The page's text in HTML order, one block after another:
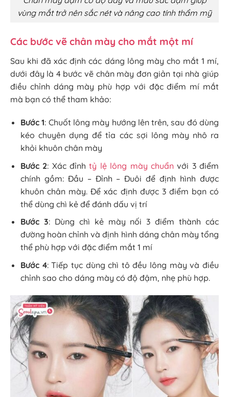
vùng mắt trở nên sắc nét và nâng cao tính thẩm mỹ
Các bước vẽ chân mày cho mắt một mí
Sau khi đã xác định các dáng lông mày cho mắt 1 mí,
dưới đây là 4 bước vẽ chân mày đơn giản tại nhà giúp
điều chỉnh dáng mày phù hợp với đặc điểm mí mắt
mà bạn có thể tham khảo:
Bước 1: Chuốt lông mày hướng lên trên, sau đó dùng
kéo chuyên dụng để tỉa các sợi lông mày nhô ra
khỏi khuôn chân mày
Bước 2: Xác đỉnhtỷ lệ lông mày chuẩnvới 3 điểm
chính gồm: Đầu – Đỉnh – Đuôi để định hình được
khuôn chân mày. Để xác định được 3 điểm bạn có
thể dùng chì kẻ để đánh dấu vị trí
Bước 3: Dùng chì kẻ mày nối 3 điểm thành các
đường hoàn chỉnh và định hình dáng chân mày tổng
thể phù hợp với đặc điểm mắt 1 mí
Bước 4: Tiếp tục dùng chì tô đều lông mày và điều
chỉnh sao cho dáng mày có độ đậm, nhẹ phù hợp.